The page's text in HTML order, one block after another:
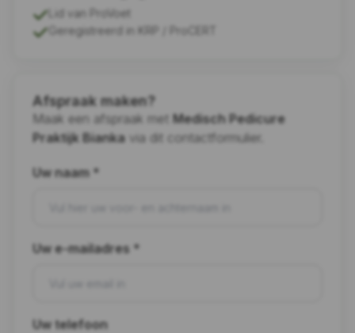
Lid van ProVoet
Geregistreerd in KRP / ProCERT
Afspraak maken?
Maak een afspraak met Medisch Pedicure
Praktijk Bianka via dit contactformulier.
Uw naam *
Uw e-mailadres *
Uw telefoon